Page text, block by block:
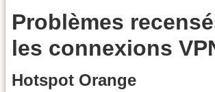
Problèmes
les connexions
Hotspot Orange